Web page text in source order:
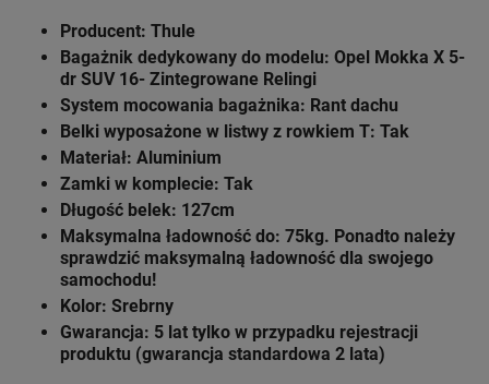
Producent: Thule
Bagażnik dedykowany do modelu: Opel Mokka X 5-
dr SUV 16- Zintegrowane Relingi
System mocowania bagażnika: Rant dachu
Belki wyposażone w listwy z rowkiem T: Tak
Materiał: Aluminium
Zamki w komplecie: Tak
Długość belek: 127cm
Maksymalna ładowność do: 75kg. Ponadto należy
sprawdzić maksymalną ładowność dla swojego
samochodu!
Kolor: Srebrny
Gwarancja: 5 lat tylko w przypadku rejestracji
produktu (gwarancja standardowa 2 lata)